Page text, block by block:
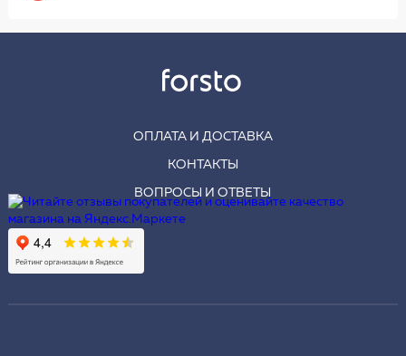
ОПЛАТА И ДОСТАВКА
КОНТАКТЫ
ВОПРОСЫ И ОТВЕТЫ